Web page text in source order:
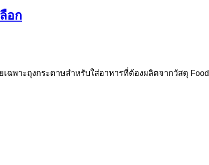
อก
พาะถุงกระดาษสำหรับใส่อาหารที่ต้องผลิตจากวัสดุ Food